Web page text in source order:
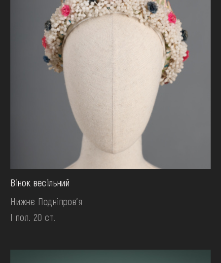
Вінок весільний
Нижнє Подніпров'я
І пол. 20 ст.